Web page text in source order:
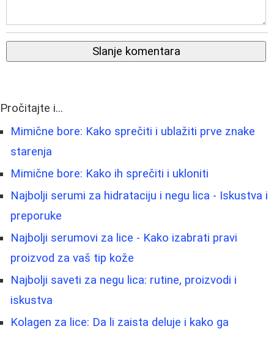
Slanje komentara
Pročitajte i...
Mimične bore: Kako sprečiti i ublažiti prve znake
starenja
Mimične bore: Kako ih sprečiti i ukloniti
Najbolji serumi za hidrataciju i negu lica - Iskustva i
preporuke
Najbolji serumovi za lice - Kako izabrati pravi
proizvod za vaš tip kože
Najbolji saveti za negu lica: rutine, proizvodi i
iskustva
Kolagen za lice: Da li zaista deluje i kako ga